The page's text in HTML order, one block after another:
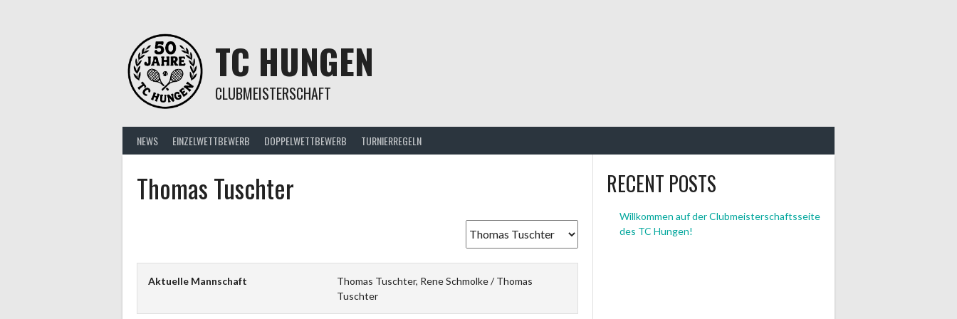
TC HUNGEN
CLUBMEISTERSCHAFT
NEWS EINZELWETTBEWERB DOPPELWETTBEWERB TURNIERREGELN
Thomas Tuschter
Aktuelle Mannschaft
Thomas Tuschter, Rene Schmolke / Thomas
Tuschter
RECENT POSTS
Willkommen auf der Clubmeisterschaftsseite
des TC Hungen!